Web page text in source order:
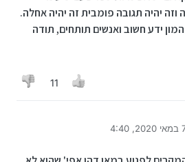
וזה יהיה תגובה פומבית זה יהיה אחלה.
ידע חשוב ואנשים תותחים, תודה
11
4:40
על ידי חיים כהן 1